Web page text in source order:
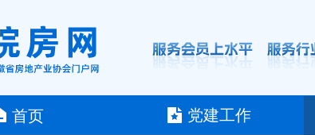
首页 党建工作